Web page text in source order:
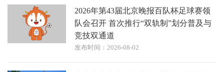
2026年第43届北京晚报百队杯足球赛领
队会召开 首次推行“双轨制”划分普及与
竞技双通道
发布时间：2026-08-02